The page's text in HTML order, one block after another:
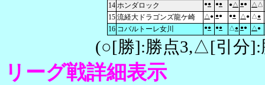
14 ホンダロック ●● ●● ● △ ●● △ △
15 流経大ドラゴンズ龍ケ崎 △ ● ●● ●● △ ● △ ●
16 コバルトーレ女川 ●● ●● △ ● ●● △ ●
(○[勝]:勝点3,△[引分]:
リーグ戦詳細表示